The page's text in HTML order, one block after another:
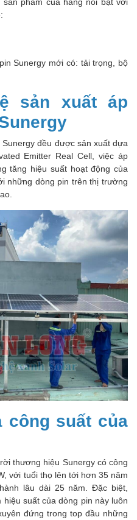
Sunergy mới có: tải trọng, bộ
sản xuất áp
đều được sản xuất dựa
Emitter Real Cell, việc áp
tăng hiệu suất hoạt động của
những dòng pin trên thị trường
công suất của
thương hiệu Sunergy có công
với tuổi thọ lên tới hơn 35 năm
lâu dài 25 năm. Đặc biệt,
suất của dòng pin này luôn
đứng trong top đầu những